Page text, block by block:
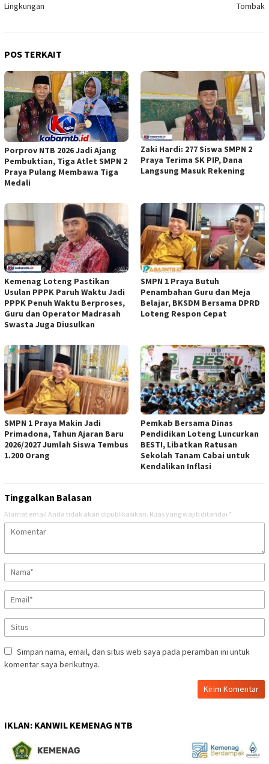
Lingkungan
Tombak
POS TERKAIT
Porprov NTB 2026 Jadi Ajang
Pembuktian, Tiga Atlet SMPN 2
Praya Pulang Membawa Tiga
Medali
Zaki Hardi: 277 Siswa SMPN 2
Praya Terima SK PIP, Dana
Langsung Masuk Rekening
Kemenag Loteng Pastikan
Usulan PPPK Paruh Waktu Jadi
PPPK Penuh Waktu Berproses,
Guru dan Operator Madrasah
Swasta Juga Diusulkan
SMPN 1 Praya Butuh
Penambahan Guru dan Meja
Belajar, BKSDM Bersama DPRD
Loteng Respon Cepat
SMPN 1 Praya Makin Jadi
Primadona, Tahun Ajaran Baru
2026/2027 Jumlah Siswa Tembus
1.200 Orang
Pemkab Bersama Dinas
Pendidikan Loteng Luncurkan
BESTI, Libatkan Ratusan
Sekolah Tanam Cabai untuk
Kendalikan Inflasi
Tinggalkan Balasan
Alamat email Anda tidak akan dipublikasikan. Ruas yang wajib ditandai *
Simpan nama, email, dan situs web saya pada peramban ini untuk
komentar saya berikutnya.
IKLAN: KANWIL KEMENAG NTB